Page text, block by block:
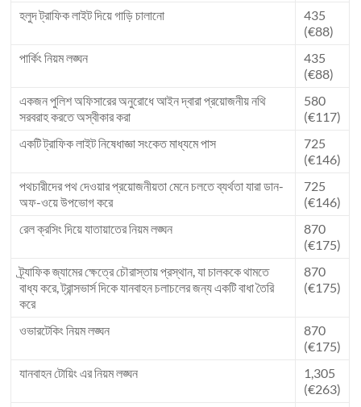
হলুদ ট্রাফিক লাইট দিয়ে গাড়ি চালানো
435
(€88)
পার্কিং নিয়ম লঙ্ঘন
435
(€88)
একজন পুলিশ অফিসারের অনুরোধে আইন দ্বারা প্রয়োজনীয় নথি
সরবরাহ করতে অস্বীকার করা
580
(€117)
একটি ট্রাফিক লাইট নিষেধাজ্ঞা সংকেত মাধ্যমে পাস
725
(€146)
পথচারীদের পথ দেওয়ার প্রয়োজনীয়তা মেনে চলতে ব্যর্থতা যারা ডান-
অফ-ওয়ে উপভোগ করে
725
(€146)
রেল ক্রসিং দিয়ে যাতায়াতের নিয়ম লঙ্ঘন
870
(€175)
ট্র্যাফিক জ্যামের ক্ষেত্রে চৌরাস্তায় প্রস্থান, যা চালককে থামতে
বাধ্য করে, ট্রান্সভার্স দিকে যানবাহন চলাচলের জন্য একটি বাধা তৈরি
করে
870
(€175)
ওভারটেকিং নিয়ম লঙ্ঘন
870
(€175)
যানবাহন টোয়িং এর নিয়ম লঙ্ঘন
1,305
(€263)